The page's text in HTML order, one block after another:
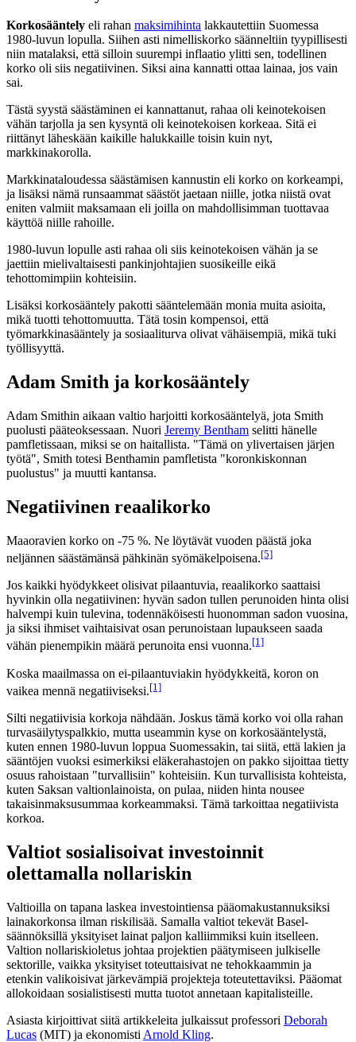
Korkosääntely eli rahan maksimihinta lakkautettiin Suomessa
1980-luvun lopulla. Siihen asti nimelliskorko säänneltiin tyypillisesti
niin matalaksi, että silloin suurempi inflaatio ylitti sen, todellinen
korko oli siis negatiivinen. Siksi aina kannatti ottaa lainaa, jos vain
sai.
Tästä syystä säästäminen ei kannattanut, rahaa oli keinotekoisen
vähän tarjolla ja sen kysyntä oli keinotekoisen korkeaa. Sitä ei
riittänyt läheskään kaikille halukkaille toisin kuin nyt,
markkinakorolla.
Markkinataloudessa säästämisen kannustin eli korko on korkeampi,
ja lisäksi nämä runsaammat säästöt jaetaan niille, jotka niistä ovat
eniten valmiit maksamaan eli joilla on mahdollisimman tuottavaa
käyttöä niille rahoille.
1980-luvun lopulle asti rahaa oli siis keinotekoisen vähän ja se
jaettiin mielivaltaisesti pankinjohtajien suosikeille eikä
tehottomimpiin kohteisiin.
Lisäksi korkosääntely pakotti sääntelemään monia muita asioita,
mikä tuotti tehottomuutta. Tätä tosin kompensoi, että
työmarkkinasääntely ja sosiaaliturva olivat vähäisempiä, mikä tuki
työllisyyttä.
Adam Smith ja korkosääntely
Adam Smithin aikaan valtio harjoitti korkosääntelyä, jota Smith
puolusti pääteoksessaan. Nuori Jeremy Bentham selitti hänelle
pamfletissaan, miksi se on haitallista. "Tämä on ylivertaisen järjen
työtä", Smith totesi Benthamin pamfletista "koronkiskonnan
puolustus" ja muutti kantansa.
Negatiivinen reaalikorko
Maaoravien korko on -75 %. Ne löytävät vuoden päästä joka
neljännen säästämänsä pähkinän syömäkelpoisena.[5]
Jos kaikki hyödykkeet olisivat pilaantuvia, reaalikorko saattaisi
hyvinkin olla negatiivinen: hyvän sadon tullen perunoiden hinta olisi
halvempi kuin tulevina, todennäköisesti huonomman sadon vuosina,
ja siksi ihmiset vaihtaisivat osan perunoistaan lupaukseen saada
vähän pienempikin määrä perunoita ensi vuonna.[1]
Koska maailmassa on ei-pilaantuviakin hyödykkeitä, koron on
vaikea mennä negatiiviseksi.[1]
Silti negatiivisia korkoja nähdään. Joskus tämä korko voi olla rahan
turvasäilytyspalkkio, mutta useammin kyse on korkosääntelystä,
kuten ennen 1980-luvun loppua Suomessakin, tai siitä, että lakien ja
sääntöjen vuoksi esimerkiksi eläkerahastojen on pakko sijoittaa tietty
osuus rahoistaan "turvallisiin" kohteisiin. Kun turvallisista kohteista,
kuten Saksan valtionlainoista, on pulaa, niiden hinta nousee
takaisinmaksusummaa korkeammaksi. Tämä tarkoittaa negatiivista
korkoa.
Valtiot sosialisoivat investoinnit
olettamalla nollariskin
Valtioilla on tapana laskea investointiensa pääomakustannuksiksi
lainakorkonsa ilman riskilisää. Samalla valtiot tekevät Basel-
säännöksillä yksityiset lainat paljon kalliimmiksi kuin itselleen.
Valtion nollariskioletus johtaa projektien päätymiseen julkiselle
sektorille, vaikka yksityiset toteuttaisivat ne tehokkaammin ja
etenkin valikoisivat järkevämpiä projekteja toteutettaviksi. Pääomat
allokoidaan sosialistisesti mutta tuotot annetaan kapitalisteille.
Asiasta kirjoittivat siitä artikkeleita julkaissut professori Deborah
Lucas (MIT) ja ekonomisti Arnold Kling.